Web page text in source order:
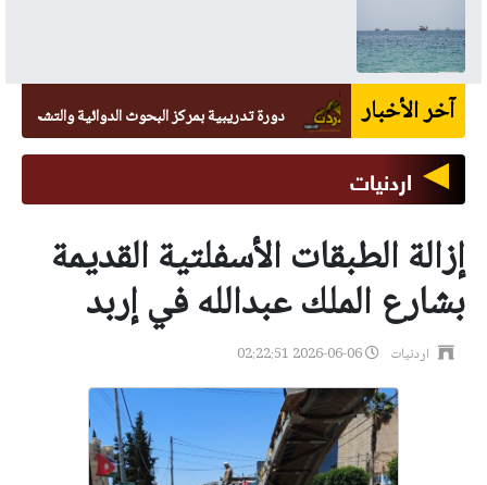
آخر الأخبار دورة تدريبية بمركز البحوث الدوائية والتشخيصية في
اردنيات
إزالة الطبقات الأسفلتية القديمة
بشارع الملك عبدالله في إربد
اردنيات